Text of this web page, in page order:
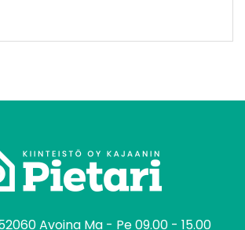
Avoina Ma - Pe 09.00 - 15.00